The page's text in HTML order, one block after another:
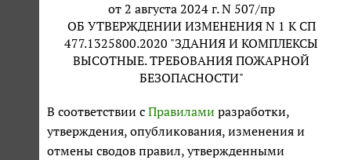
от 2 августа 2024 г. N 507/пр
ОБ УТВЕРЖДЕНИИ ИЗМЕНЕНИЯ N 1 К СП
477.1325800.2020 "ЗДАНИЯ И КОМПЛЕКСЫ
ВЫСОТНЫЕ. ТРЕБОВАНИЯ ПОЖАРНОЙ
БЕЗОПАСНОСТИ"
В соответствии с Правилами разработки,
утверждения, опубликования, изменения и
отмены сводов правил, утвержденными